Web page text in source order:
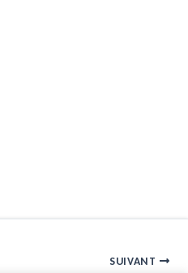
SUIVANT